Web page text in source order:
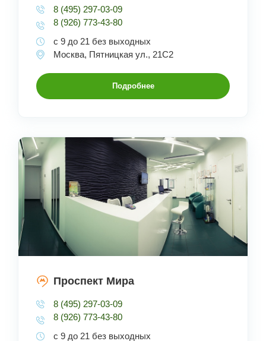
8 (495) 297-03-09
8 (926) 773-43-80
с 9 до 21 без выходных
Москва, Пятницкая ул., 21С2
Подробнее
Проспект Мира
8 (495) 297-03-09
8 (926) 773-43-80
с 9 до 21 без выходных